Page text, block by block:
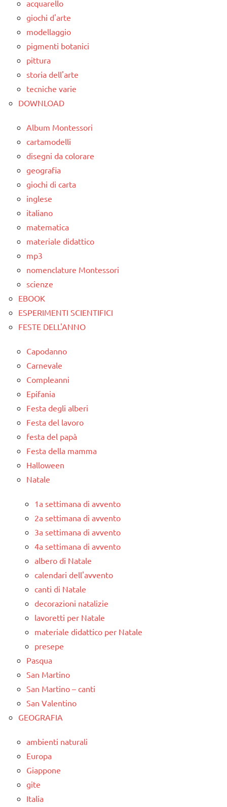
ARTICOLI
3 ai
6
anni
GUIDA
DIDATTICA
MONTESSORI
MATEMATICA
MONTESSORI
TUTTI GLI
ARGOMENTI
PER ETA'
TUTTI GLI
ARTICOLI
acquarello
giochi d'arte
modellaggio
pigmenti botanici
pittura
storia dell'arte
tecniche varie
DOWNLOAD
Album Montessori
cartamodelli
disegni da colorare
geografia
giochi di carta
inglese
italiano
matematica
materiale didattico
mp3
nomenclature Montessori
scienze
EBOOK
ESPERIMENTI SCIENTIFICI
FESTE DELL'ANNO
Capodanno
Carnevale
Compleanni
Epifania
Festa degli alberi
Festa del lavoro
festa del papà
Festa della mamma
Halloween
Natale
1a settimana di avvento
2a settimana di avvento
3a settimana di avvento
4a settimana di avvento
albero di Natale
calendari dell'avvento
canti di Natale
decorazioni natalizie
lavoretti per Natale
materiale didattico per Natale
presepe
Pasqua
San Martino
San Martino – canti
San Valentino
GEOGRAFIA
ambienti naturali
Europa
Giappone
gite
Italia